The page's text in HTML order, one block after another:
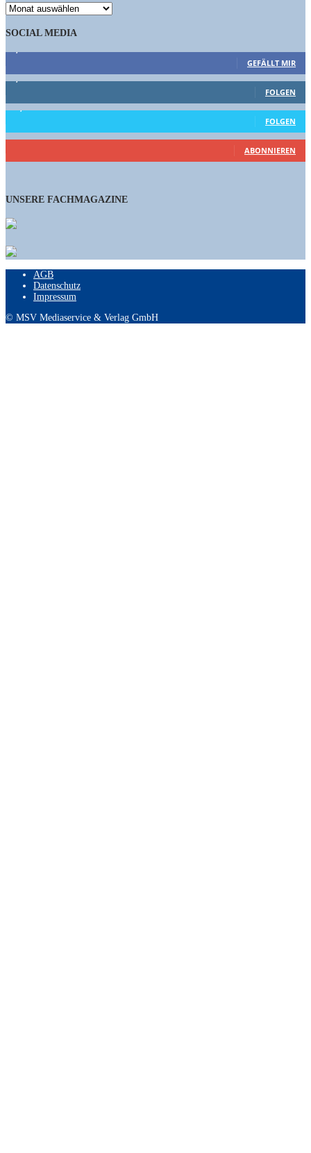
ARCHIV
SOCIAL MEDIA
GEFÄLLT MIR
1,662 Follower
FOLGEN
15,658 Follower
FOLGEN
460 Abonnenten
ABONNIEREN
UNSERE FACHMAGAZINE
AGB
Datenschutz
Impressum
© MSV Mediaservice & Verlag GmbH